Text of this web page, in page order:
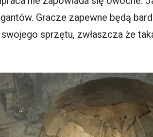
Gracze zapewne będą
sprzętu, zwłaszcza że